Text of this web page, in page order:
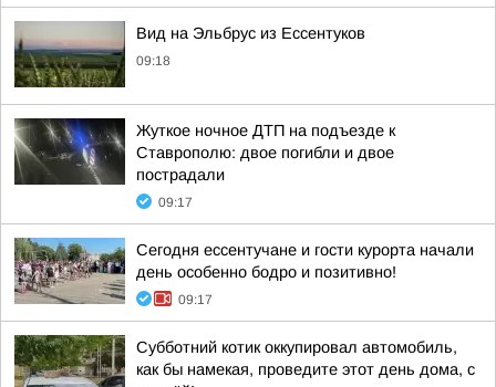
Вид на Эльбрус из Ессентуков
09:18
Жуткое ночное ДТП на подъезде к
Ставрополю: двое погибли и двое
пострадали
09:17
Сегодня ессентучане и гости курорта начали
день особенно бодро и позитивно!
09:17
Субботний котик оккупировал автомобиль,
как бы намекая, проведите этот день дома, с